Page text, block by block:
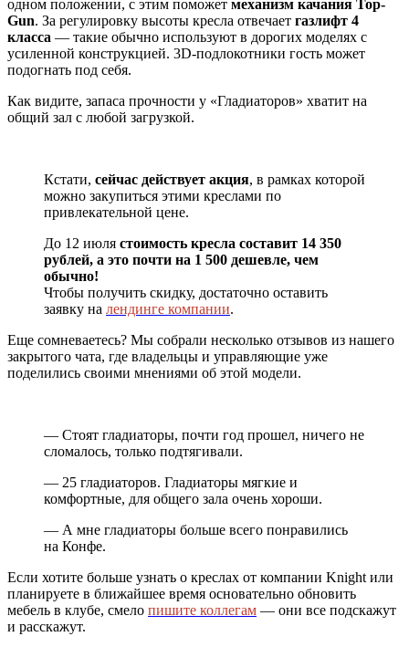
одном положении, с этим поможет механизм качания Top-
Gun. За регулировку высоты кресла отвечает газлифт 4
класса — такие обычно используют в дорогих моделях с
усиленной конструкцией. 3D-подлокотники гость может
подогнать под себя.
Как видите, запаса прочности у «Гладиаторов» хватит на
общий зал с любой загрузкой.
Кстати, сейчас действует акция, в рамках которой
можно закупиться этими креслами по
привлекательной цене.
До 12 июля стоимость кресла составит 14 350
рублей, а это почти на 1 500 дешевле, чем
обычно!
Чтобы получить скидку, достаточно оставить
заявку на лендинге компании.
Еще сомневаетесь? Мы собрали несколько отзывов из нашего
закрытого чата, где владельцы и управляющие уже
поделились своими мнениями об этой модели.
— Стоят гладиаторы, почти год прошел, ничего не
сломалось, только подтягивали.
— 25 гладиаторов. Гладиаторы мягкие и
комфортные, для общего зала очень хороши.
— А мне гладиаторы больше всего понравились
на Конфе.
Если хотите больше узнать о креслах от компании Knight или
планируете в ближайшее время основательно обновить
мебель в клубе, смело пишите коллегам — они все подскажут
и расскажут.